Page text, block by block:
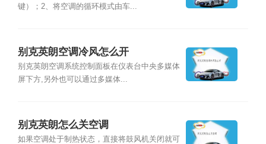
键）；2、将空调的循环模式由车...
别克英朗空调冷风怎么开
别克英朗空调系统控制面板在仪表台中央多媒体
屏下方,另外也可以通过多媒体...
别克英朗怎么关空调
如果空调处于制热状态，直接将鼓风机关闭就可